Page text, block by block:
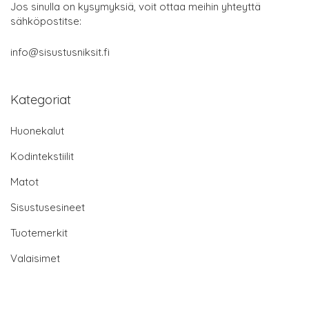
Jos sinulla on kysymyksiä, voit ottaa meihin yhteyttä
sähköpostitse:
info@sisustusniksit.fi
Kategoriat
Huonekalut
Kodintekstiilit
Matot
Sisustusesineet
Tuotemerkit
Valaisimet